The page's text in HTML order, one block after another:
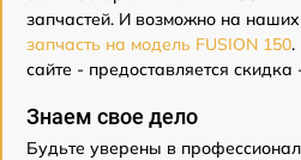
запчастей. И возможно на
запчасть на модель FUSION 150.
сайте - предоставляется скидка
Знаем свое дело
Будьте уверены в